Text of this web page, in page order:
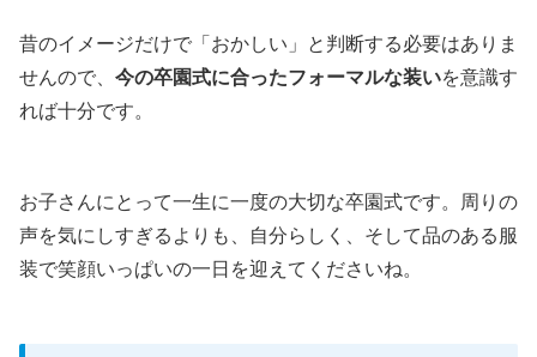
昔のイメージだけで「おかしい」と判断する必要はありま
せんので、 今の卒園式に合ったフォーマルな装いを意識す
れば十分です。
お子さんにとって一生に一度の大切な卒園式です。周りの
声を気にしすぎるよりも、自分らしく、そして品のある服
装で笑顔いっぱいの一日を迎えてくださいね。